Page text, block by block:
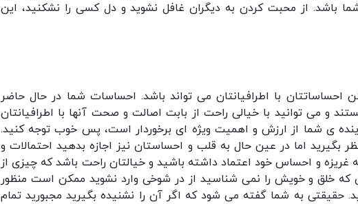
باشد. از محبت کردن به دیگران غافل نشوید و دل کسی را نشکنید، این
احساساتتان با اطرافیانتان می تواند باشد. احساسات شما در حال حاضر
و می توانید با خیالی راحت از بابت اصالت و صحت آنها با اطرافیانتان
ی شما از ارزش و اهمیت ویژه ای برخوردار است، پس خوب توجه کنید.
بگیرید اما در عین حال به قلب و احساستان نیز اجازه بدهید احتمالات و
غریزه و احساس خود اعتماد داشته باشید و خیالتان راحت باشد که چیزی از
خلق و خویش را نمی شناسید از در شوخی وارد نشوید ممکن است منظور
حقیقتی به شما گفته می شود که اگر آن را نشنیده بگیرید مجبورید تمام